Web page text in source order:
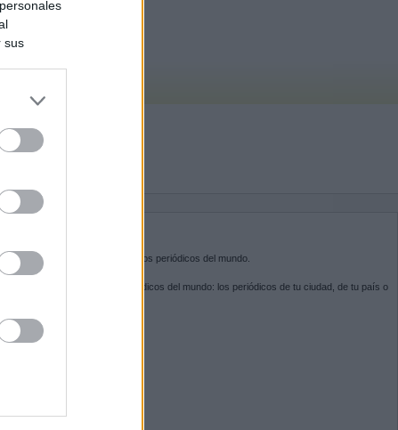
sus
es la puerta de entrada a los periódicos del mundo.
por las portadas de los periódicos del mundo: los periódicos de tu ciudad, de tu país o